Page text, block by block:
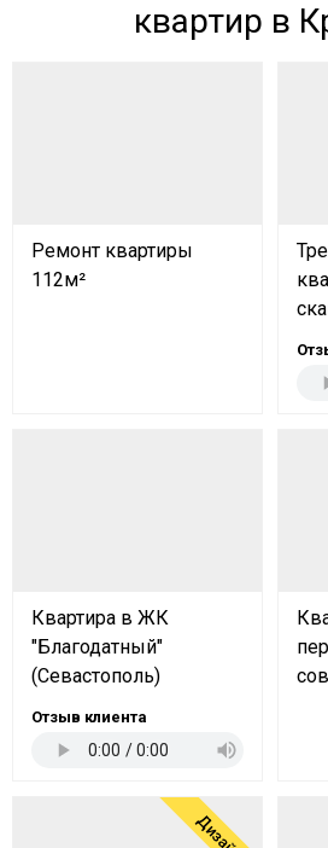
квартир в
Ремонт квартиры
112м²
Квартира в ЖК
"Благодатный"
(Севастополь)
Отзыв клиента